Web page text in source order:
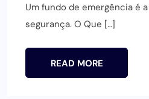
Um fundo de emergência é
segurança. O Que […]
READ MORE